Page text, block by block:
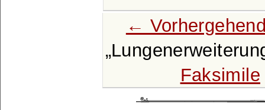
←
Faksimile